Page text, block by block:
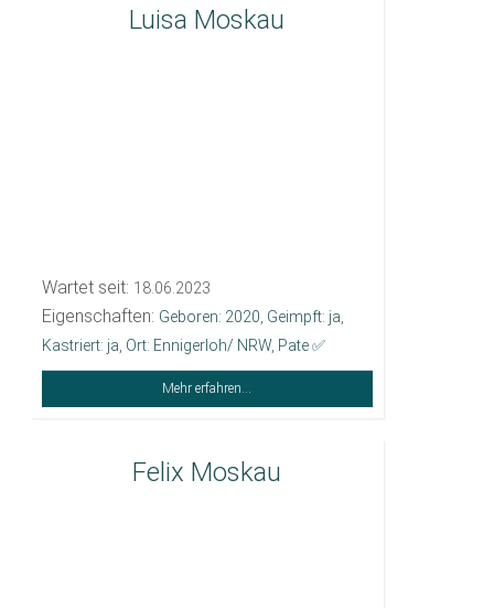
Luisa Moskau
Wartet seit: 18.06.2023
Eigenschaften: Geboren: 2020 Geimpft: ja
Kastriert: ja Ort: Ennigerloh/ NRW, Pate ✅️
Mehr erfahren...
Felix Moskau